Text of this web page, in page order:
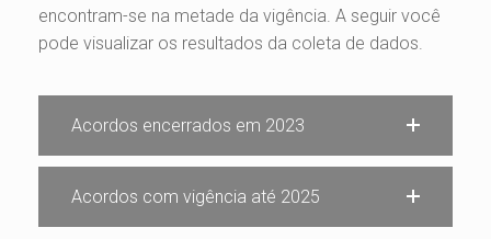
encontram-se na metade da vigência. A seguir você
pode visualizar os resultados da coleta de dados.
Acordos encerrados em 2023
Acordos com vigência até 2025